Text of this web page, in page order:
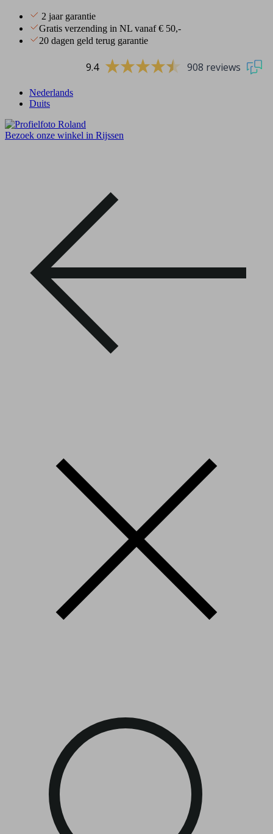
2 jaar garantie
Gratis verzending in NL vanaf € 50,-
20 dagen geld terug garantie
9.4 908 reviews
Nederlands
Duits
Bezoek onze winkel in Rijssen